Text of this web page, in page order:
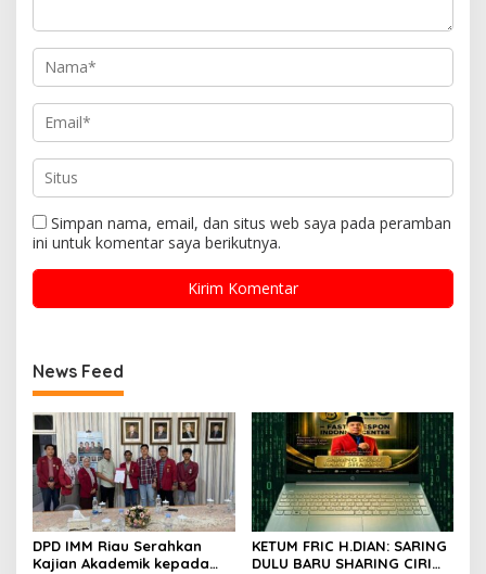
Simpan nama, email, dan situs web saya pada peramban
ini untuk komentar saya berikutnya.
News Feed
DPD IMM Riau Serahkan
Kajian Akademik kepada
KETUM FRIC H.DIAN: SARING
DULU BARU SHARING CIRI